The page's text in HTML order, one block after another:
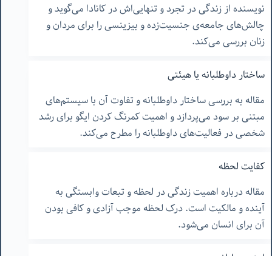
نویسنده از زندگی در تجرد و تنهایی‌اش در کانادا می‌گوید و
چالش‌های جامعه‌ی جنسیت‌زده و بیزینسی را برای مردان و
زنان بررسی می‌کند.
ساختار داوطلبانه یا هیئتی
مقاله به بررسی ساختار داوطلبانه و تفاوت آن با سیستم‌های
مبتنی بر سود می‌پردازد و اهمیت کمرنگ کردن ایگو برای رشد
شخصی در فعالیت‌های داوطلبانه را مطرح می‌کند.
کفایت لحظه
مقاله درباره اهمیت زندگی در لحظه و تبعات وابستگی به
آینده و مالکیت است. درک لحظه موجب آزادی و کافی بودن
آن برای انسان می‌شود.